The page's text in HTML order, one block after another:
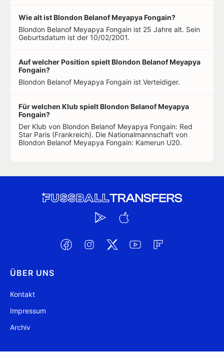
Wie alt ist Blondon Belanof Meyapya Fongain?
Blondon Belanof Meyapya Fongain ist 25 Jahre alt. Sein
Geburtsdatum ist der 10/02/2001.
Auf welcher Position spielt Blondon Belanof Meyapya
Fongain?
Blondon Belanof Meyapya Fongain ist Verteidiger.
Für welchen Klub spielt Blondon Belanof Meyapya
Fongain?
Der Klub von Blondon Belanof Meyapya Fongain: Red
Star Paris (Frankreich). Die Nationalmannschaft von
Blondon Belanof Meyapya Fongain: Kamerun U20.
ÜBER UNS
Kontakt
Impressum
Archiv